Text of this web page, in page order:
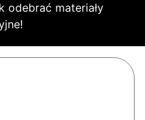
odebrać materiały